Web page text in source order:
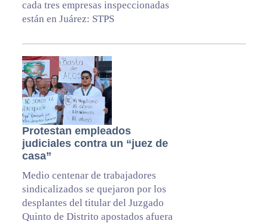
cada tres empresas inspeccionadas
están en Juárez: STPS
Protestan empleados
judiciales contra un “juez de
casa”
Medio centenar de trabajadores
sindicalizados se quejaron por los
desplantes del titular del Juzgado
Quinto de Distrito apostados afuera